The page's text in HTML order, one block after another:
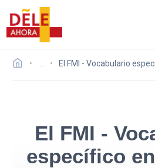
El FMI - Vocabulario
El FMI -
específico